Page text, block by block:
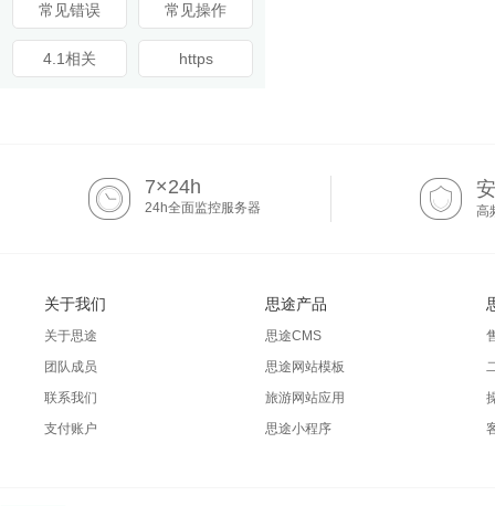
常见错误 常见操作
4.1相关 https
7×24h
24h全面监控服务器 高
关于我们
关于思途
团队成员
联系我们
支付账户
思途产品
思途CMS
思途网站模板
旅游网站应用
思途小程序